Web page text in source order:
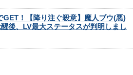
GET！【降り注ぐ殺意】魔人ブウ(悪)
醒後、LV最大ステータスが判明しまし